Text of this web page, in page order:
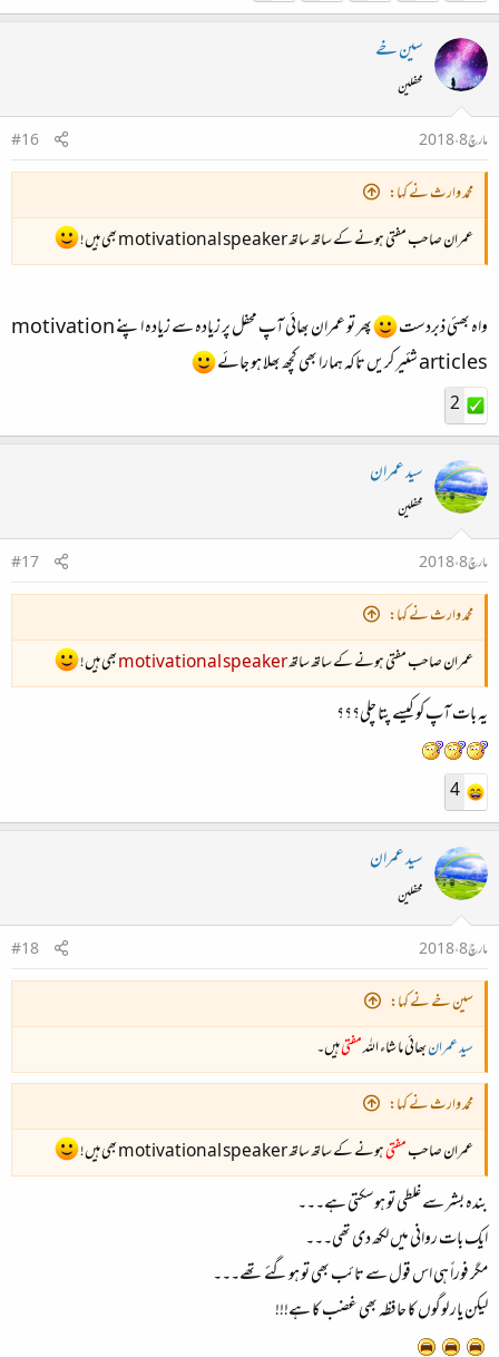
سین خے
محفلین
مارچ 8، 2018
#16
محمد وارث نے کہا:
عمران صاحب مفتی ہونے کے ساتھ ساتھ motivational speaker بھی ہیں!
واہ بھئی ذبردست
پھر تو عمران بھائی آپ محفل پر زیادہ سے زیادہ اپنے motivation
articles شئیر کریں تاکہ ہمارا بھی کچھ بھلا ہو جائے
2
سید عمران
محفلین
مارچ 8، 2018
#17
محمد وارث نے کہا:
عمران صاحب مفتی ہونے کے ساتھ ساتھmotivational speakerبھی ہیں!
یہ بات آپ کو کیسے پتا چلی؟؟؟
4
سید عمران
محفلین
مارچ 8، 2018
#18
سین خے نے کہا:
سید عمرانبھائی ما شاء اللہمفتیہیں۔
محمد وارث نے کہا:
عمران صاحبمفتیہونے کے ساتھ ساتھ motivational speaker بھی ہیں!
بندہ بشر سے غلطی تو ہوسکتی ہے۔۔۔
ایک بات روانی میں لکھ دی تھی۔۔۔
مگر فوراً ہی اس قول سے تائب بھی تو ہوگئے تھے۔۔۔
لیکن یار لوگوں کا حافظہ بھی غضب کا ہے!!!